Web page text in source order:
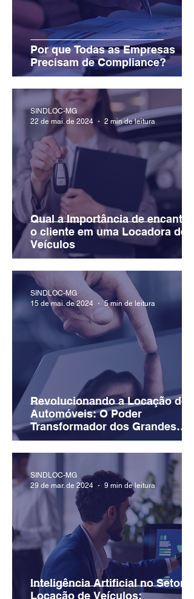
Por que Todas as Empresas
Precisam de Compliance?
Qual a Importância de encantar
o cliente em uma Locadora de
Veículos
SINDLOC-MG
22 de mai. de 2024
2 min de leitura
Revolucionando a Locação de
Automóveis: O Poder
Transformador dos Grandes
Modelos de Linguagem (LLM’s)
SINDLOC-MG
15 de mai. de 2024
5 min de leitura
Inteligência Artificial no Setor de
Locação de Veículos:
SINDLOC-MG
29 de mar. de 2024
9 min de leitura